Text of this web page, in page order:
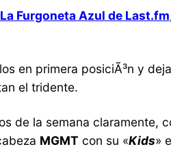
Furgoneta Azul de Last.fm
en primera posiciÃ³n y
el tridente.
de la semana claramente,
MGMT con su «Kids»